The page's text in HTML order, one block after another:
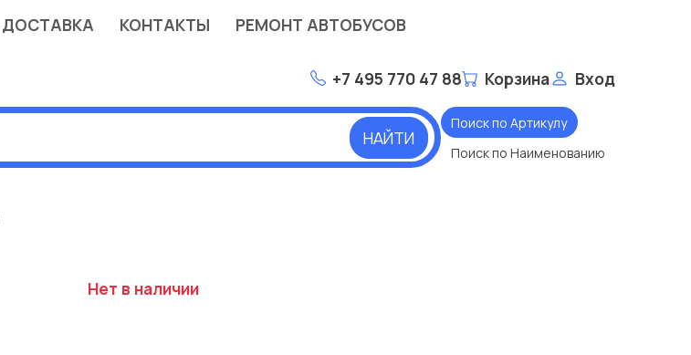
ДОСТАВКА КОНТАКТЫ РЕМОНТ АВТОБУСОВ
+7 495 770 47 88 Корзина Вход
НАЙТИ
Поиск по Артикулу
Поиск по Наименованию
Нет в наличии